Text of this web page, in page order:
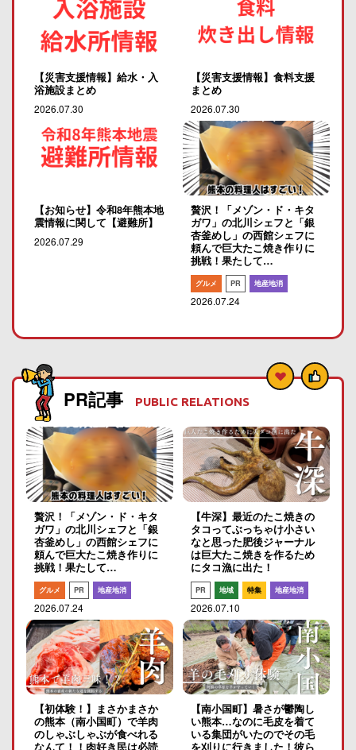
【災害支援情報】給水・入
浴施設まとめ
2026.07.30
【災害支援情報】食料支援
まとめ
2026.07.30
【お知らせ】令和8年熊本地
震情報に関して【避難所】
2026.07.29
贅沢！「メゾン・ド・キタ
ガワ」の北川シェフと「銀
杏釜めし」の西館シェフに
頼んで巨大たこ焼き作りに
挑戦！果たして…
グルメ PR 地産地消
2026.07.24
PR記事 PUBLIC RELATIONS
贅沢！「メゾン・ド・キタ
ガワ」の北川シェフと「銀
杏釜めし」の西館シェフに
頼んで巨大たこ焼き作りに
挑戦！果たして…
グルメ PR 地産地消
2026.07.24
【牛深】最近のたこ焼きの
タコってぶっちゃけ小さい
なと思った肥後ジャーナル
は巨大たこ焼きを作るため
にタコ漁に出た！
PR 地域 特集 地産地消
2026.07.10
【初体験！】まさかまさか
の熊本（南小国町）で羊肉
のしゃぶしゃぶが食べれる
なんて！！肉好き民は必読
【南小国町】暑さが鬱陶し
い熊本…なのに毛皮を着て
いる集団がいたのでその毛
を刈りに行きました！彼ら